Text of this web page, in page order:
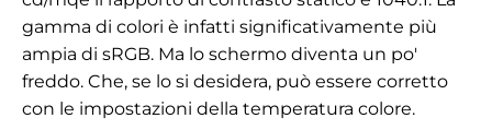
gamma di colori è infatti significativamente più
ampia di sRGB. Ma lo schermo diventa un po'
freddo. Che, se lo si desidera, può essere corretto
con le impostazioni della temperatura colore.